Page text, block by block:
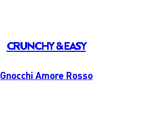
CRUNCHY & EASY
Gnocchi Amore Rosso